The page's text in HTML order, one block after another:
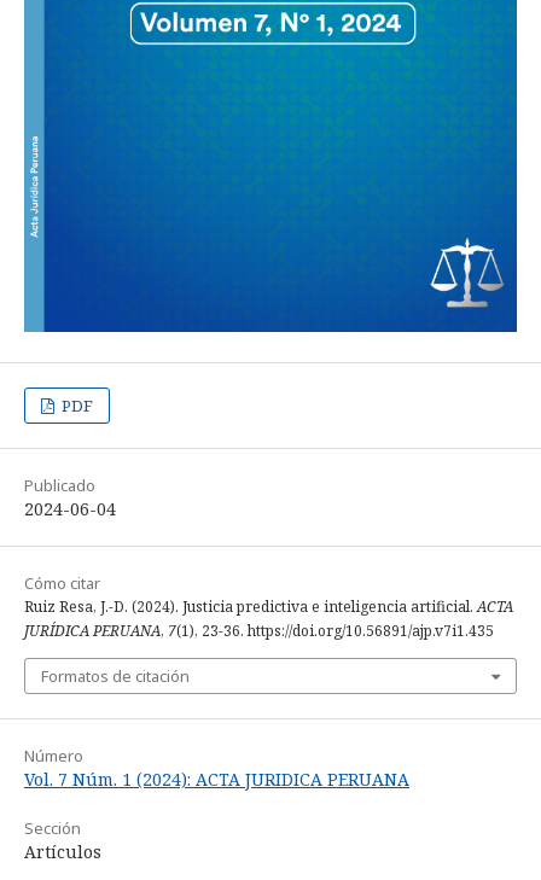
PDF
Publicado
2024-06-04
Cómo citar
Ruiz Resa, J.-D. (2024). Justicia predictiva e inteligencia artificial.ACTA
JURÍDICA PERUANA, 7(1), 23-36. https://doi.org/10.56891/ajp.v7i1.435
Formatos de citación
Número
Vol. 7 Núm. 1 (2024): ACTA JURIDICA PERUANA
Sección
Artículos